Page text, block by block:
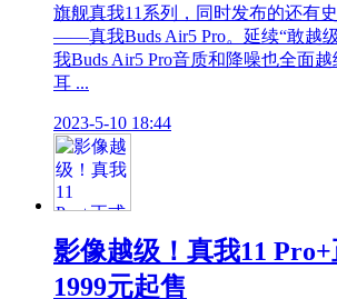
旗舰真我11系列，同时发布的还有
——真我Buds Air5 Pro。延续“敢越
我Buds Air5 Pro音质和降噪也全面
耳 ...
2023-5-10 18:44
影像越级！真我11 Pro+
1999元起售